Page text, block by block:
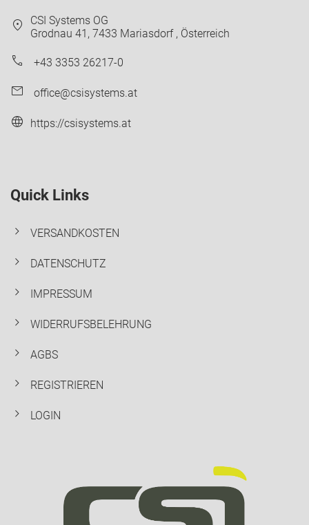
location_on
CSI Systems OG
Grodnau 41, 7433 Mariasdorf , Österreich
phone +43 3353 26217-0
email office@csisystems.at
language https://csisystems.at
Quick Links
chevron_right VERSANDKOSTEN
chevron_right DATENSCHUTZ
chevron_right IMPRESSUM
chevron_right WIDERRUFSBELEHRUNG
chevron_right AGBS
chevron_right REGISTRIEREN
chevron_right LOGIN